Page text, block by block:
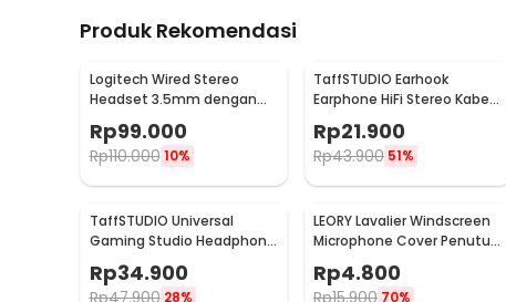
Produk Rekomendasi
Logitech Wired Stereo
Headset 3.5mm dengan
Rp99.000
Rp110.000 10%
TaffSTUDIO Earhook
Earphone HiFi Stereo Kabel
MDR-Q940
Rp21.900
Rp43.900 51%
TaffSTUDIO Universal
Gaming Studio Headphone
Stand Hanger Bracket - NB-
Z3
Rp34.900
Rp47.900 28%
LEORY Lavalier Windscreen
Microphone Cover Penutup
Busa Mikrofon - LE1
Rp4.800
Rp15.900 70%